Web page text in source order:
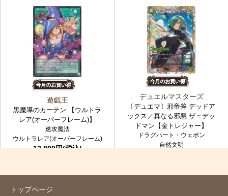
遊戯王
黒魔導のカーテン 【ウルトラ
レア(オーバーフレーム)】
速攻魔法
ウルトラレア(オーバーフレーム)
12,800円(税込)
デュエルマスターズ
〔デュエマ〕邪帝斧 デッドア
ックス／真なる邪悪 ザ＝デッ
ドマン【金トレジャー】
ドラグハート・ウェポン
自然文明
トップページ